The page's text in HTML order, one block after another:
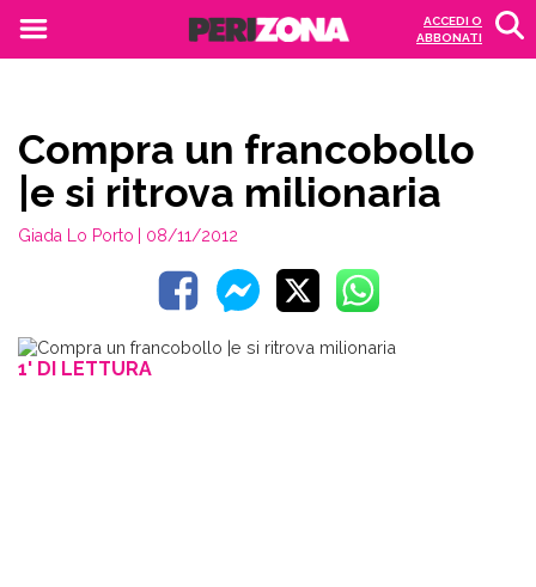
ACCEDI O
ABBONATI
Compra un francobollo
|e si ritrova milionaria
Giada Lo Porto | 08/11/2012
1' DI LETTURA